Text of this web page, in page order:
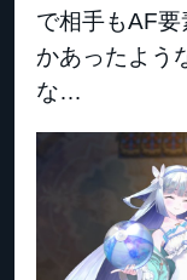
で相手もAF
かあったよう
な…